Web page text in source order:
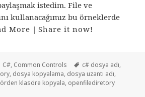
istedim. File ve
kullanacağımız bu örneklerde
More |Share it now!
Kategoriler
C#, Common Controls Etiketler
c# dosya adı,
, dosya kopyalama, dosya uzantı adı,
klasöre kopyala, openfilediretory